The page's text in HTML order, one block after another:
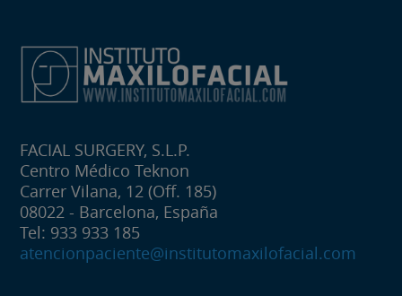
FACIAL SURGERY, S.L.P.
Centro Médico Teknon
Carrer Vilana, 12 (Off. 185)
08022 - Barcelona, España
Tel: 933 933 185
atencionpaciente@institutomaxilofacial.com